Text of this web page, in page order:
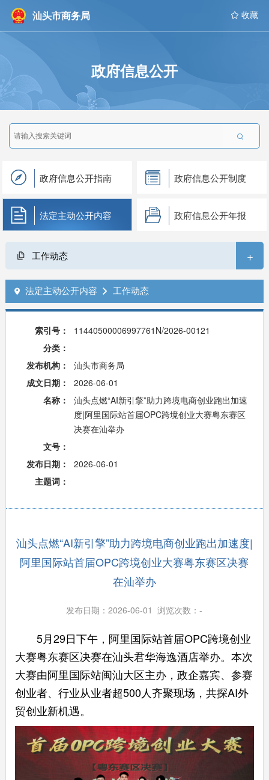
汕头市商务局  收藏
政府信息公开

政府信息公开指南 政府信息公开制度
法定主动公开内容 政府信息公开年报
工作动态 +
 法定主动公开内容  工作动态
索引号：
11440500006997761N/2026-00121
分类：
发布机构：
汕头市商务局
成文日期：
2026-06-01
名称：
汕头点燃“AI新引擎”助力跨境电商创业跑出加速
度|阿里国际站首届OPC跨境创业大赛粤东赛区
决赛在汕举办
文号：
发布日期：
2026-06-01
主题词：
汕头点燃“AI新引擎”助力跨境电商创业跑出加速度|
阿里国际站首届OPC跨境创业大赛粤东赛区决赛
在汕举办
发布日期：2026-06-01 浏览次数：-
5月29日下午，阿里国际站首届OPC跨境创业
大赛粤东赛区决赛在汕头君华海逸酒店举办。本次
大赛由阿里国际站闽汕大区主办，政企嘉宾、参赛
创业者、行业从业者超500人齐聚现场，共探AI外
贸创业新机遇。